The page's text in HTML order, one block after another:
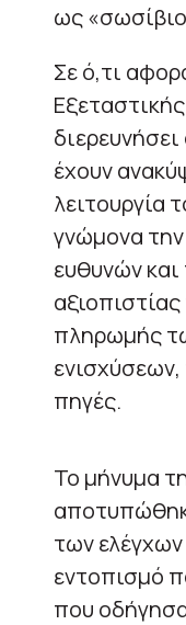
ως
Σε ό,τι
έχουν
λειτουργία
γνώμονα
ευθυνών
πληρωμής
ενισχύσεων,
πηγές.
Το μήνυμα
των
εντοπισμό
που